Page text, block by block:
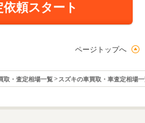
頼スタート
ページトップへ
取・査定相場一覧 スズキの車買取・車査定相場